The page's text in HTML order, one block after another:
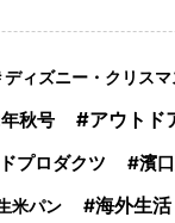
ィズニー・クリス
秋号 アウトド
プロダクツ 濱
米パン 海外生活